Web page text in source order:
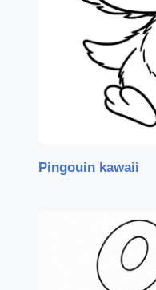
Pingouin kawaii